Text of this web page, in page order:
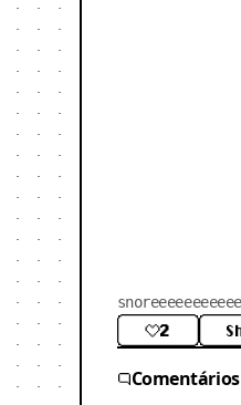
2
Comentários